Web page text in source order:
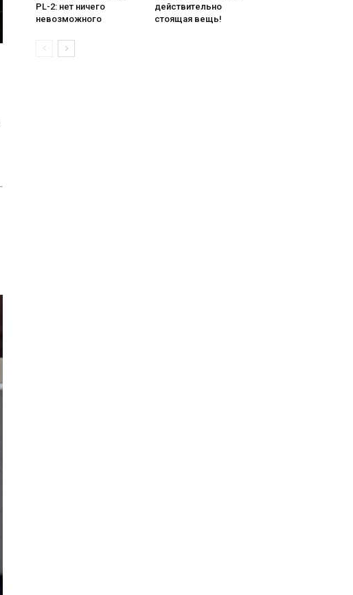
PL-2: нет ничего
невозможного
действительно
стоящая вещь!